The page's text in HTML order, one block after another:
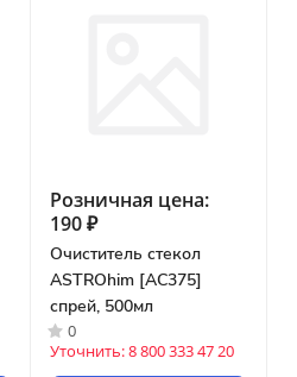
Розничная цена:
190 ₽
Очиститель стекол
ASTROhim [AC375]
спрей, 500мл
0
Уточнить: 8 800 333 47 20